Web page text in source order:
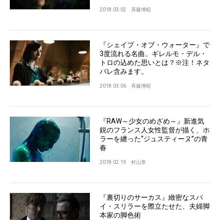
2018.03.02 斉藤博昭
『シェイプ・オブ・ウォーター』で
3度流れる名曲。ギレルモ・デル・
トロの込めた思いとは？※注！ネタ
バレ含みます。
2018.03.06 斉藤博昭
『RAW～少女のめざめ～』新進気
鋭のフランス人女性監督が描く、ホ
ラーを纏った“ジュスティーヌ”の青
春
2018.02.19 村山章
『裏切りのサーカス』緻密なスパ
イ・スリラーを際立たせた、夫婦脚
本家の脚色術